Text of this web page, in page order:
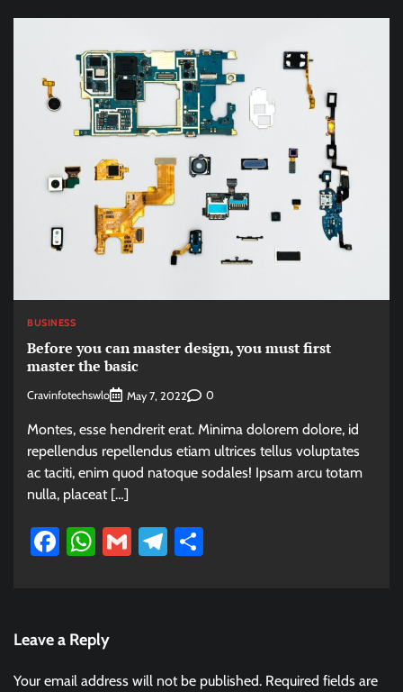
BUSINESS
Before you can master design, you must first
master the basic
Cravinfotechswlo May 7, 2022 0
Montes, esse hendrerit erat. Minima dolorem dolore, id
repellendus repellendus etiam ultrices tellus voluptates
ac taciti, enim quod natoque sodales! Ipsam arcu totam
nulla, placeat […]
Facebook
WhatsApp
GmailTelegram
Leave a Reply
Your email address will not be published. Required fields are